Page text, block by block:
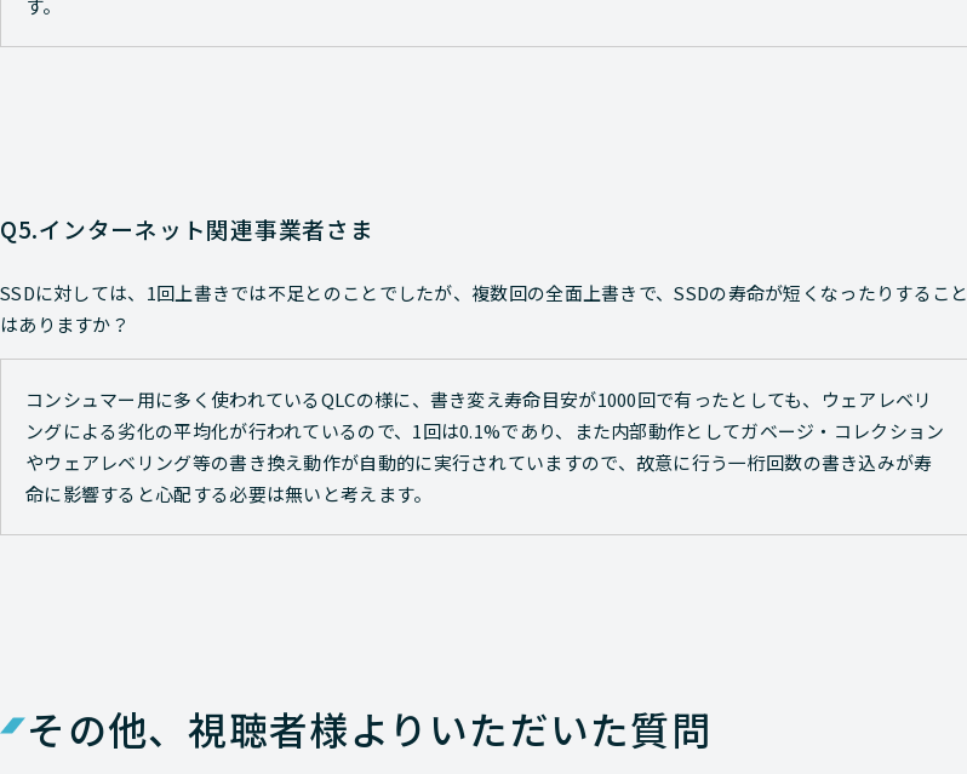
す。
Q5.インターネット関連事業者さま
SSDに対しては、1回上書きでは不足とのことでしたが、複数回の全面上書きで、SSDの寿命が短くなったりすること
はありますか？
コンシュマー用に多く使われているQLCの様に、書き変え寿命目安が1000回で有ったとしても、ウェアレベリ
ングによる劣化の平均化が行われているので、1回は0.1%であり、また内部動作としてガベージ・コレクション
やウェアレベリング等の書き換え動作が自動的に実行されていますので、故意に行う一桁回数の書き込みが寿
命に影響すると心配する必要は無いと考えます。
その他、視聴者様よりいただいた質問